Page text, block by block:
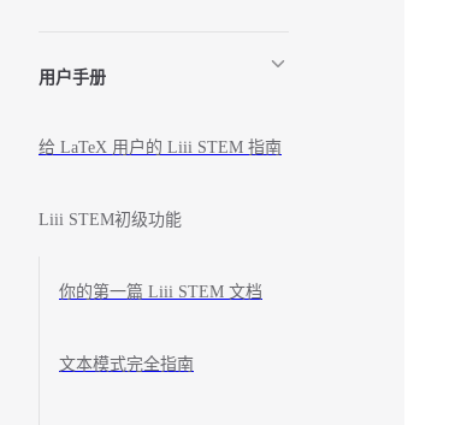
用户手册
给 LaTeX 用户的 Liii STEM 指南
Liii STEM初级功能
你的第一篇 Liii STEM 文档
文本模式完全指南